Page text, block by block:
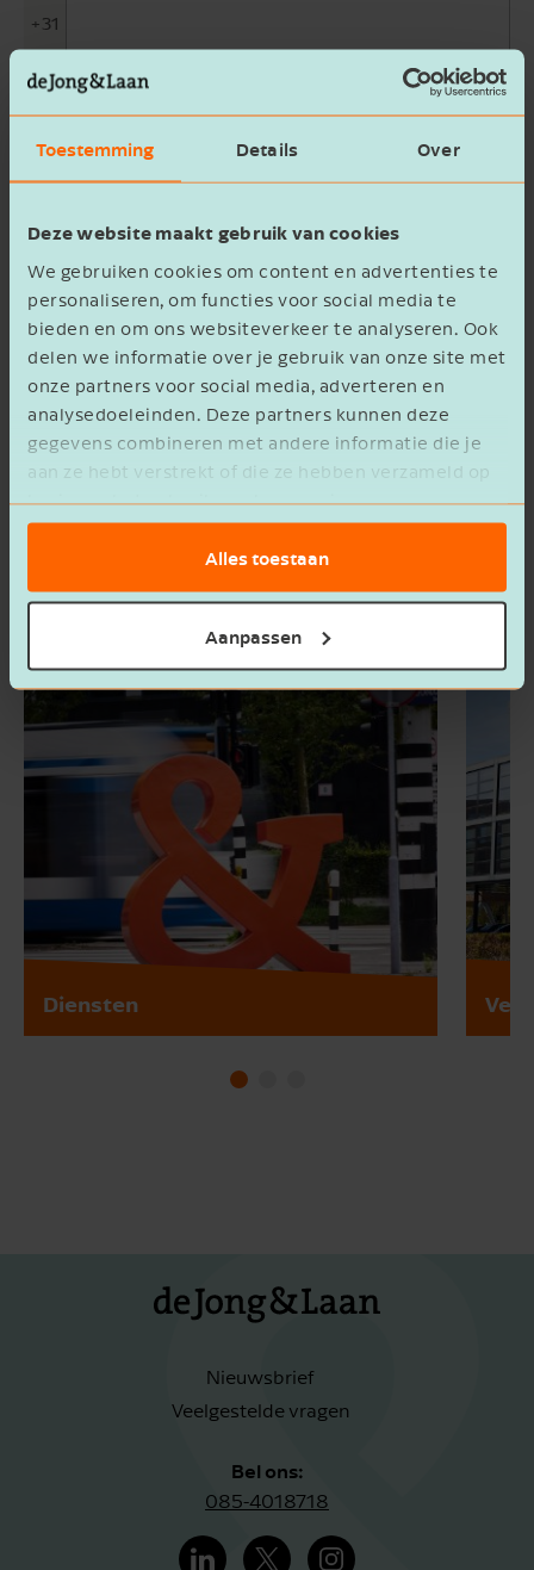
Toestemming Details Over
Deze website maakt gebruik van cookies
We gebruiken cookies om content en advertenties te
personaliseren, om functies voor social media te
bieden en om ons websiteverkeer te analyseren. Ook
delen we informatie over je gebruik van onze site met
onze partners voor social media, adverteren en
analysedoeleinden. Deze partners kunnen deze
gegevens combineren met andere informatie die je
aan ze hebt verstrekt of die ze hebben verzameld op
basis van het gebruik van hun services.
Alles toestaan
Aanpassen
+31
Bedrijfsnaam
Beschrijving
Ik ga akkoord met hetprivacy statement
Verzenden
Diensten
Nieuwsbrief
Veelgestelde vragen
Bel ons:
085-4018718